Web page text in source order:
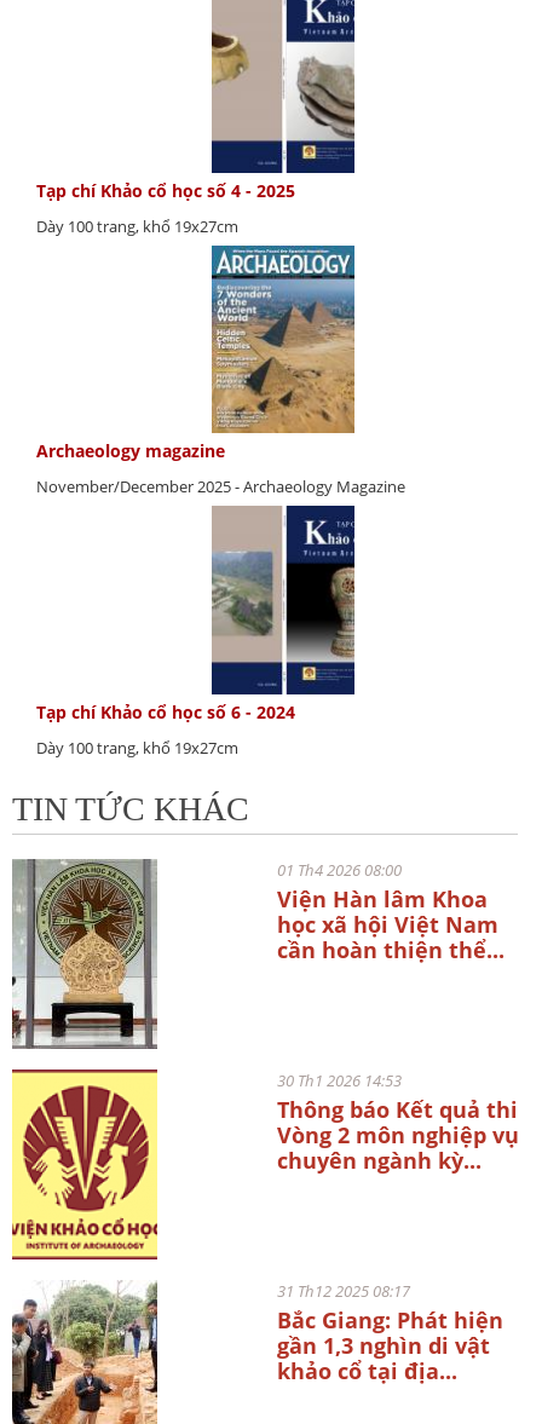
Tạp chí Khảo cổ học số 4 - 2025
Dày 100 trang, khổ 19x27cm
Archaeology magazine
November/December 2025 - Archaeology Magazine
Tạp chí Khảo cổ học số 6 - 2024
Dày 100 trang, khổ 19x27cm
TIN TỨC KHÁC
01 Th4 2026 08:00
Viện Hàn lâm Khoa
học xã hội Việt Nam
cần hoàn thiện thể...
30 Th1 2026 14:53
Thông báo Kết quả thi
Vòng 2 môn nghiệp vụ
chuyên ngành kỳ...
31 Th12 2025 08:17
Bắc Giang: Phát hiện
gần 1,3 nghìn di vật
khảo cổ tại địa...